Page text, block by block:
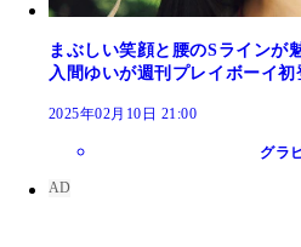
まぶしい笑顔と腰のSライン
入間ゆいが週刊プレイボーイ初
2025年02月10日 21:00
グラ